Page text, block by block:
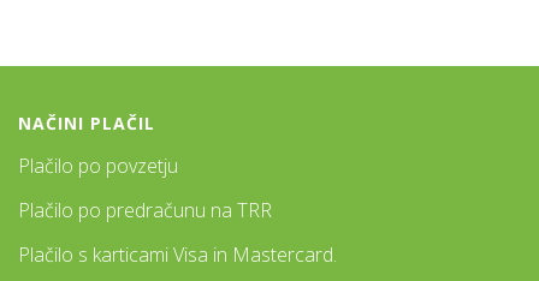
NAČINI PLAČIL
Plačilo po povzetju
Plačilo po predračunu na TRR
Plačilo s karticami Visa in Mastercard.